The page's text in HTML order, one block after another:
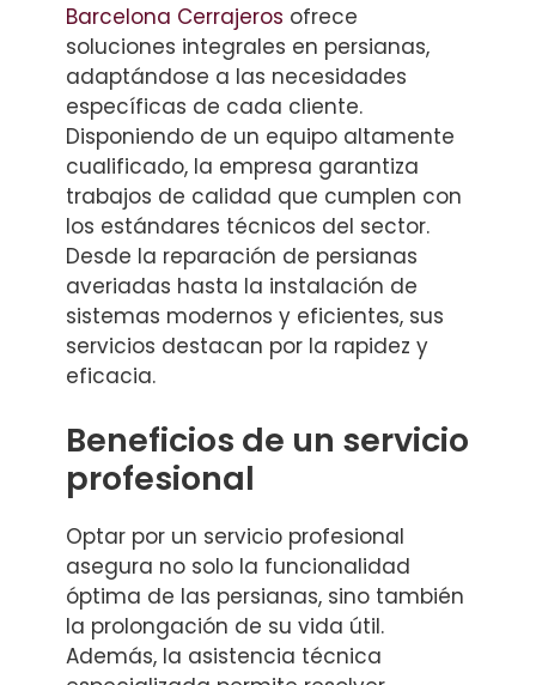
Barcelona Cerrajeros ofrece
soluciones integrales en persianas,
adaptándose a las necesidades
específicas de cada cliente.
Disponiendo de un equipo altamente
cualificado, la empresa garantiza
trabajos de calidad que cumplen con
los estándares técnicos del sector.
Desde la reparación de persianas
averiadas hasta la instalación de
sistemas modernos y eficientes, sus
servicios destacan por la rapidez y
eficacia.
Beneficios de un servicio
profesional
Optar por un servicio profesional
asegura no solo la funcionalidad
óptima de las persianas, sino también
la prolongación de su vida útil.
Además, la asistencia técnica